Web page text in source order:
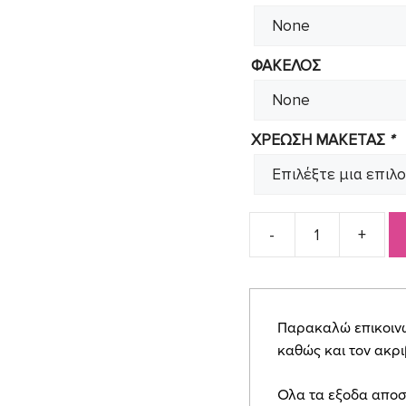
ΦΑΚΕΛΟΣ
ΧΡΕΩΣΗ ΜΑΚΕΤΑΣ *
Προσκλητήριο
κοριτσάκι
νερά
SYNG32
Παρακαλώ
καθώς και τον
Ολα τα εξοδα